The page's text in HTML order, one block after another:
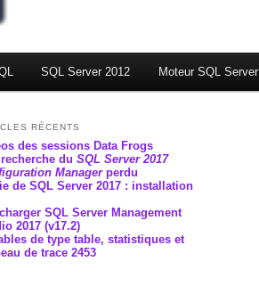
au contenu principal
au contenu secondaire
SQL Server 2012 Moteur SQL Server
RÉCENTS
des sessions Data Frogs
du SQL Server 2017
Managerperdu
de SQL Server 2017 : installation
SQL Server Management
2017 (v17.2)
de type table, statistiques et
de trace 2453